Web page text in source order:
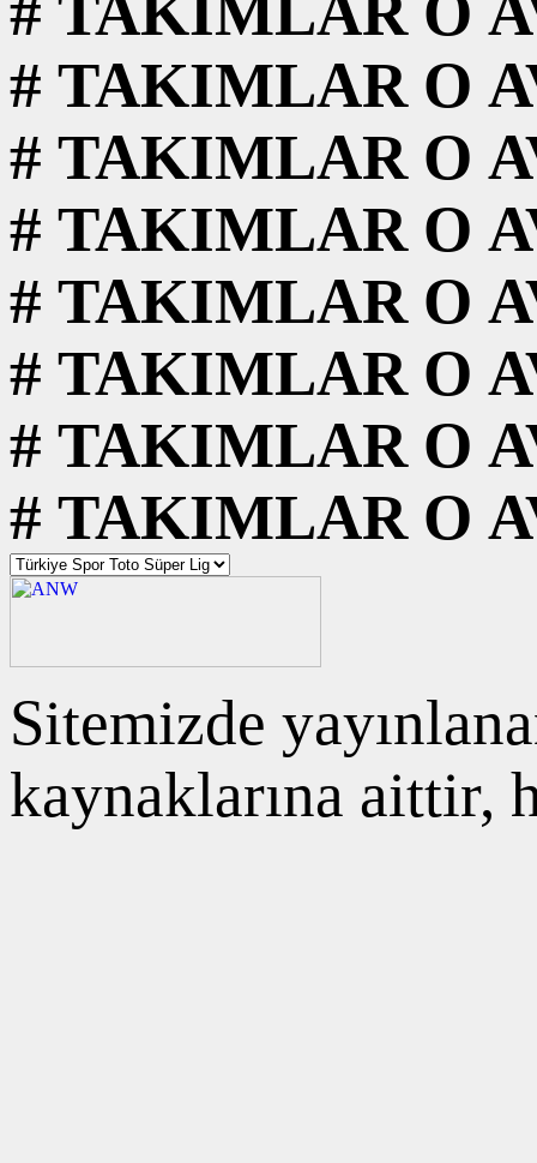
# TAKIMLAR O
# TAKIMLAR O
# TAKIMLAR O
# TAKIMLAR O
# TAKIMLAR O
# TAKIMLAR O
# TAKIMLAR O
Sitemizde
kaynaklarına aittir,